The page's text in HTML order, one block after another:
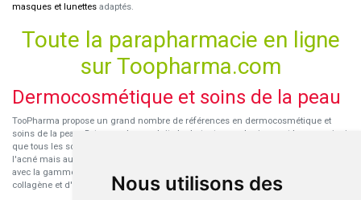
Nous utilisons des
masques et lunettes adaptés.
Toute la parapharmacie en ligne
sur Toopharma.com
Dermocosmétique et soins de la peau
TooPharma propose un grand nombre de références en dermocosmétique et
soins de la peau. Retrouvez les produits hydratants pour le visage et le corps ainsi
que tous les soins pour peaux sensibles ou à tendance atopique, les soins pour
l'acné mais aussi des démaquillants. Découvrez nos nouvelles références SVR
avec la gamme anti-âge pour les peaux encore jeunes
collagène et d'acide hyaluronique.